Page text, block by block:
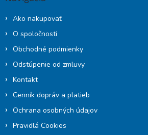
Ako nakupovať
O spoločnosti
Obchodné podmienky
Odstúpenie od zmluvy
Kontakt
Cenník dopráv a platieb
Ochrana osobných údajov
Pravidlá Cookies